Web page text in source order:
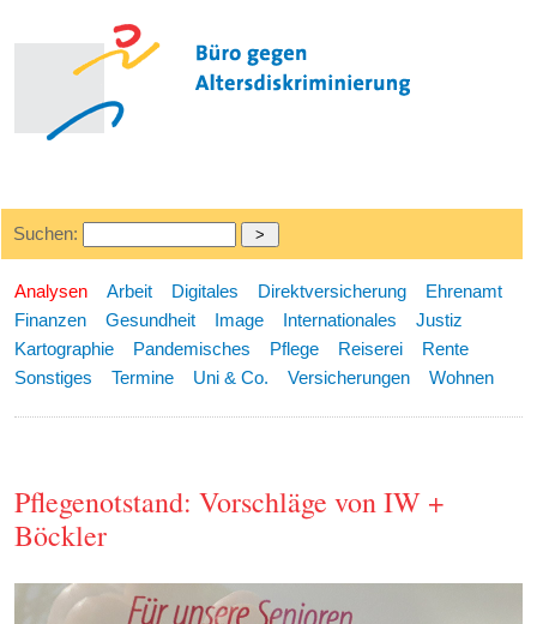
Suchen:
Analysen Arbeit Digitales Direktversicherung
Ehrenamt
Finanzen
Gesundheit Image Internationales
Justiz
Kartographie
Pandemisches Pflege Reiserei
Rente
Sonstiges
Termine Uni & Co. Versicherungen Wohnen
Pflegenotstand: Vorschläge von IW +
Böckler